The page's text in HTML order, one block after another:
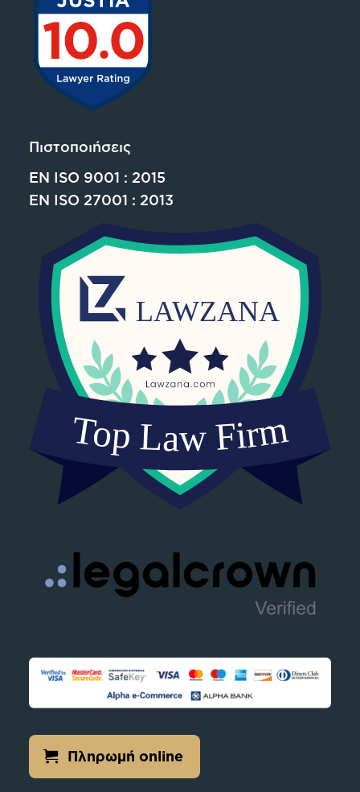
Πιστοποιήσεις
EN ISO 9001 : 2015
EN ISO 27001 : 2013
Πληρωμή online